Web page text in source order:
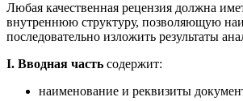
Любая качественная рецензия должна
внутреннюю структуру, позволяющую
последовательно изложить результаты
I. Вводная часть содержит:
наименование и реквизиты